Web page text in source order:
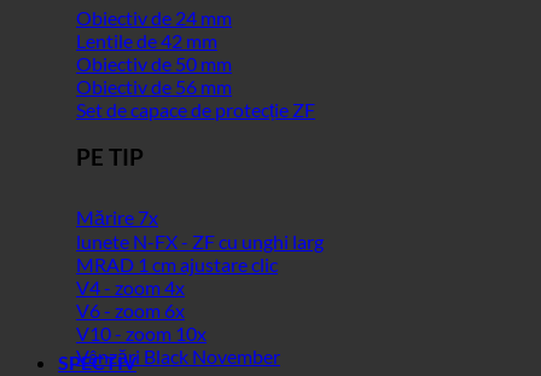
Obiectiv de 24 mm
Lentile de 42 mm
Obiectiv de 50 mm
Obiectiv de 56 mm
Set de capace de protecție ZF
PE TIP
Mărire 7x
lunete N-FX - ZF cu unghi larg
MRAD 1 cm ajustare clic
V4 - zoom 4x
V6 - zoom 6x
V10 - zoom 10x
Vânzări Black November
SPECTIV